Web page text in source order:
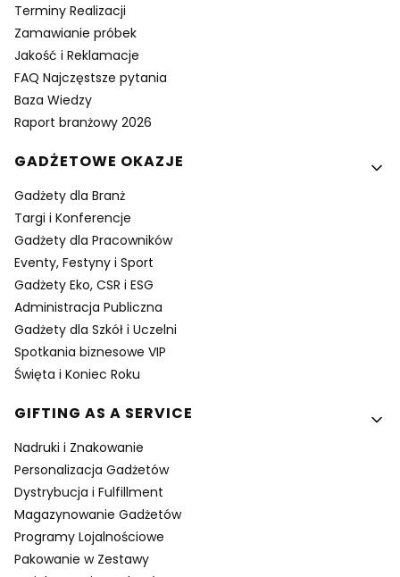
Terminy Realizacji
Zamawianie próbek
Jakość i Reklamacje
FAQ Najczęstsze pytania
Baza Wiedzy
Raport branżowy 2026
GADŻETOWE OKAZJE
Gadżety dla Branż
Targi i Konferencje
Gadżety dla Pracowników
Eventy, Festyny i Sport
Gadżety Eko, CSR i ESG
Administracja Publiczna
Gadżety dla Szkół i Uczelni
Spotkania biznesowe VIP
Święta i Koniec Roku
GIFTING AS A SERVICE
Nadruki i Znakowanie
Personalizacja Gadżetów
Dystrybucja i Fulfillment
Magazynowanie Gadżetów
Programy Lojalnościowe
Pakowanie w Zestawy